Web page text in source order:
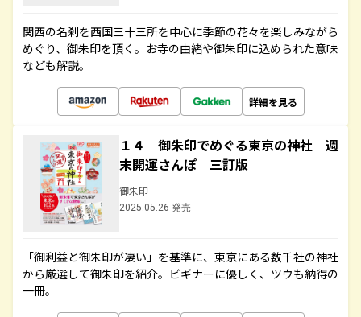
関西の名刹を西国三十三所を中心に季節の花々を楽しみながら
めぐり、御朱印を頂く。お寺の由緒や御朱印に込められた意味
なども解説。
詳細を見る
１４ 御朱印でめぐる東京の神社 週
末開運さんぽ 三訂版
御朱印
2025.05.26 発売
「御利益と御朱印が凄い」を基準に、東京にある数千社の神社
から厳選して御朱印を紹介。ビギナーに優しく、ツウも納得の
一冊。